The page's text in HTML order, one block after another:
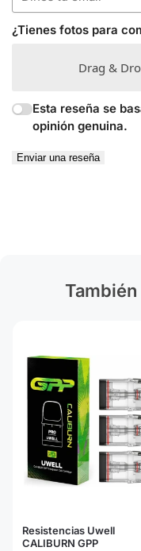
¿Tienes fotos para
Drag &
Esta reseña se
opinión genuina.
Enviar una reseña
Resistencias Uwell
CALIBURN GPP